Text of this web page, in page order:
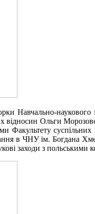
Навчально-наукового
відносин Ольги
Факультету
в ЧНУ ім. Богдана
заходи з польськими